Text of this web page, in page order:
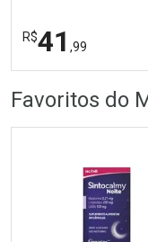
R$41 ,99
Por Menos
Favoritos do